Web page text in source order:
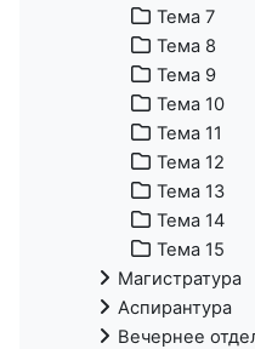
Тема 7
Тема 8
Тема 9
Тема 10
Тема 11
Тема 12
Тема 13
Тема 14
Тема 15
Магистратура
Аспирантура
Вечернее